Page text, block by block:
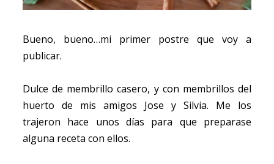
Bueno, bueno…mi primer postre que voy a
publicar.
Dulce de membrillo casero, y con membrillos del
huerto de mis amigos Jose y Silvia. Me los
trajeron hace unos días para que preparase
alguna receta con ellos.